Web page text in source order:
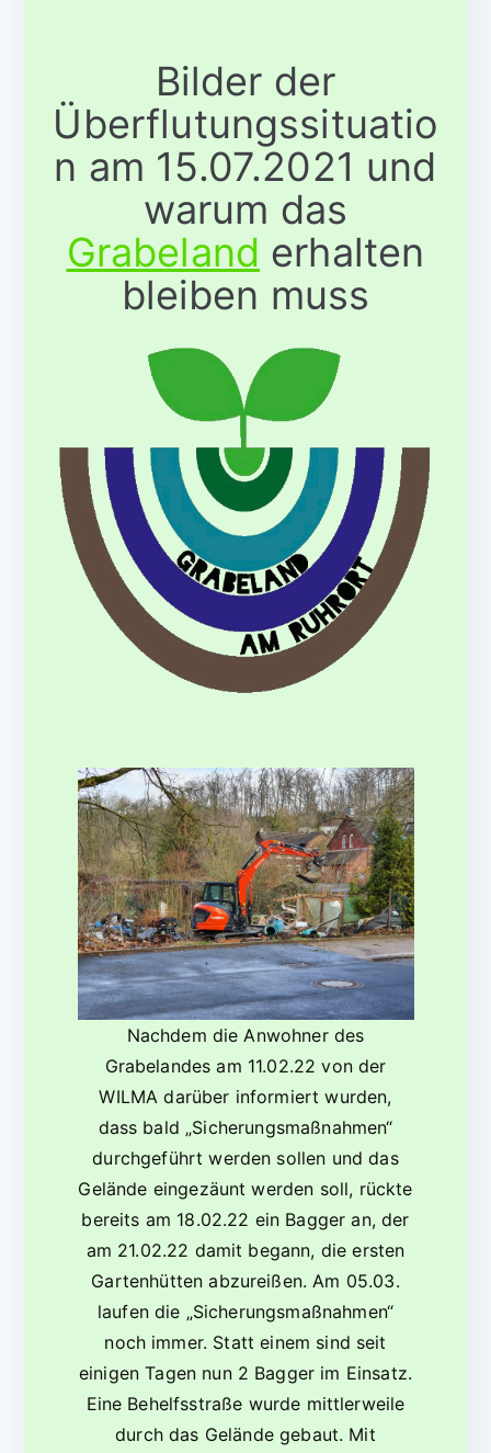
Bilder der
Überflutungssituatio
n am 15.07.2021 und
warum das
Grabeland erhalten
bleiben muss
Nachdem die Anwohner des
Grabelandes am 11.02.22 von der
WILMA darüber informiert wurden,
dass bald „Sicherungsmaßnahmen“
durchgeführt werden sollen und das
Gelände eingezäunt werden soll, rückte
bereits am 18.02.22 ein Bagger an, der
am 21.02.22 damit begann, die ersten
Gartenhütten abzureißen. Am 05.03.
laufen die „Sicherungsmaßnahmen“
noch immer. Statt einem sind seit
einigen Tagen nun 2 Bagger im Einsatz.
Eine Behelfsstraße wurde mittlerweile
durch das Gelände gebaut. Mit